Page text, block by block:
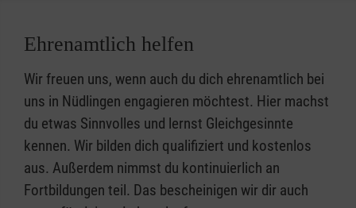
Ehrenamtlich helfen
Wir freuen uns, wenn auch du dich ehrenamtlich bei
uns in Nüdlingen engagieren möchtest. Hier machst
du etwas Sinnvolles und lernst Gleichgesinnte
kennen. Wir bilden dich qualifiziert und kostenlos
aus. Außerdem nimmst du kontinuierlich an
Fortbildungen teil. Das bescheinigen wir dir auch